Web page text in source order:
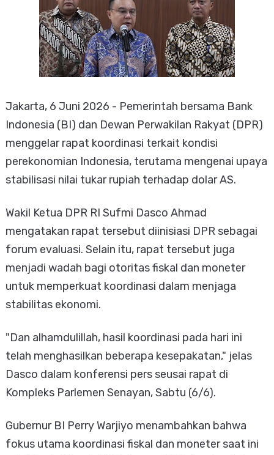
Jakarta, 6 Juni 2026 - Pemerintah bersama Bank
Indonesia (BI) dan Dewan Perwakilan Rakyat (DPR)
menggelar rapat koordinasi terkait kondisi
perekonomian Indonesia, terutama mengenai upaya
stabilisasi nilai tukar rupiah terhadap dolar AS.
Wakil Ketua DPR RI Sufmi Dasco Ahmad
mengatakan rapat tersebut diinisiasi DPR sebagai
forum evaluasi. Selain itu, rapat tersebut juga
menjadi wadah bagi otoritas fiskal dan moneter
untuk memperkuat koordinasi dalam menjaga
stabilitas ekonomi.
"Dan alhamdulillah, hasil koordinasi pada hari ini
telah menghasilkan beberapa kesepakatan," jelas
Dasco dalam konferensi pers seusai rapat di
Kompleks Parlemen Senayan, Sabtu (6/6).
Gubernur BI Perry Warjiyo menambahkan bahwa
fokus utama koordinasi fiskal dan moneter saat ini